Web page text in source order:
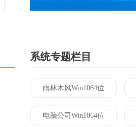
系统专题栏目
雨林木风Win1064位
电脑公司Win1064位